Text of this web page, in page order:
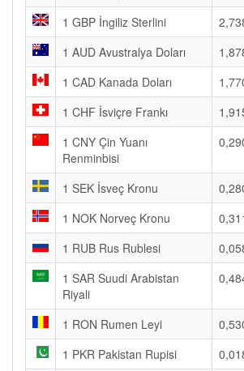
1 GBP İngiliz Sterlini
1 AUD Avustralya Doları
1 CAD Kanada Doları
1 CHF İsviçre Frankı
1 CNY Çin Yuanı
Renminbisi
1 SEK İsveç Kronu
1 NOK Norveç Kronu
1 RUB Rus Rublesi
1 SAR Suudi Arabistan
Riyali
1 RON Rumen Leyi
1 PKR Pakistan Rupisi